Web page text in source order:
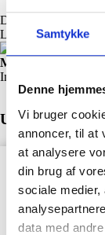
Samtykke
Denne
Vi bruger
annoncer, til at
at analysere
din brug af
sociale medier,
data med
Du mangler bare at
Lad os endelig høre
Marcus Holm
Udfyld